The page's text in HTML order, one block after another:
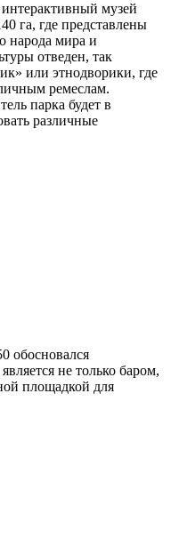
музей
га, где представлены
народа мира и
отведен, так
или этнодворики, где
ремеслам.
парка будет в
различные
обосновался
не только баром,
площадкой для